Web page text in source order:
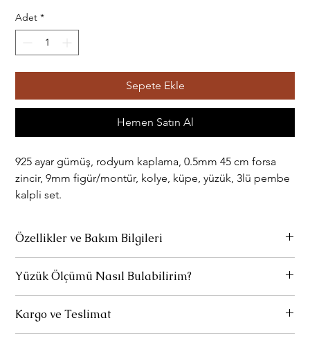
Adet *
Sepete Ekle
Hemen Satın Al
925 ayar gümüş, rodyum kaplama, 0.5mm 45 cm forsa
zincir, 9mm figür/montür, kolye, küpe, yüzük, 3lü pembe
kalpli set.
Özellikler ve Bakım Bilgileri
Parfüm ve deterjan gibi kimyasallarla temas etmediği sürece
rengini kaybetmez.
Uzun süre kullanılmadığında özel temizleme bezi ile hafifçe
Yüzük Ölçümü Nasıl Bulabilirim?
kullandığınız bir yüzüğünüzün iç çapını ölçerek bulabilirsiniz.
Yüzük ölçünüzü nasıl bulacağınızı detaylı olarakburadan
Kargo ve Teslimat